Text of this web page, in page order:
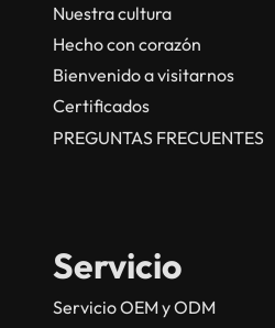
Nuestra cultura
Hecho con corazón
Bienvenido a visitarnos
Certificados
PREGUNTAS FRECUENTES
Servicio
Servicio OEM y ODM